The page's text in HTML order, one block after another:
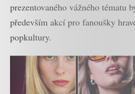
prezentovaného vážného tématu
především akcí pro fanoušky
popkultury.